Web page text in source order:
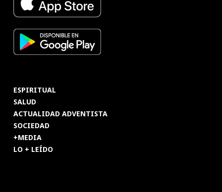
ESPIRITUAL
SALUD
ACTUALIDAD ADVENTISTA
SOCIEDAD
+MEDIA
LO + LEÍDO